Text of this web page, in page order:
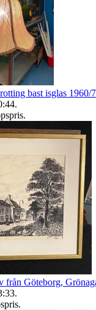
bast isglas 1960/
.
.
från Göteborg,
.
.